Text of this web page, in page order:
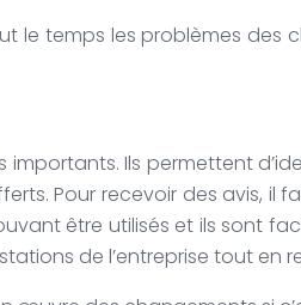
le temps les problèmes
Ils permettent
Pour recevoir des avis, il
être utilisés et ils sont
de l’entreprise tout en